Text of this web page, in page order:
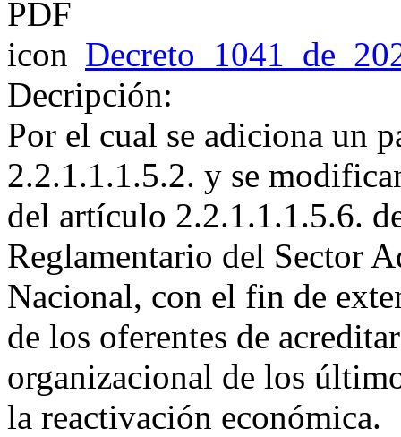
Decripción:
Por el cual se adiciona un
2.2.1.1.1.5.2. y se
del artículo 2.2.1.1.1.5.6.
Reglamentario del Sector
Nacional, con el fin de
de los oferentes de
organizacional de los
la reactivación económica.